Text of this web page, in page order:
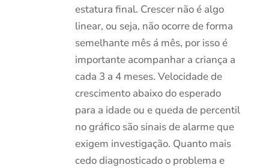
estatura final. Crescer não é algo
linear, ou seja, não ocorre de forma
semelhante mês á mês, por isso é
importante acompanhar a criança a
cada 3 a 4 meses. Velocidade de
crescimento abaixo do esperado
para a idade ou e queda de percentil
no gráfico são sinais de alarme que
exigem investigação. Quanto mais
cedo diagnosticado o problema e